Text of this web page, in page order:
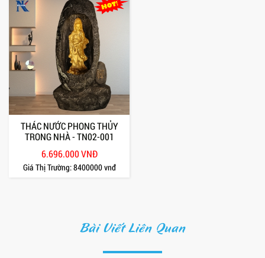
THÁC NƯỚC PHONG THỦY
TRONG NHÀ - TN02-001
6.696.000 VNĐ
Giá Thị Trường:8400000 vnđ
Bài Viết Liên Quan